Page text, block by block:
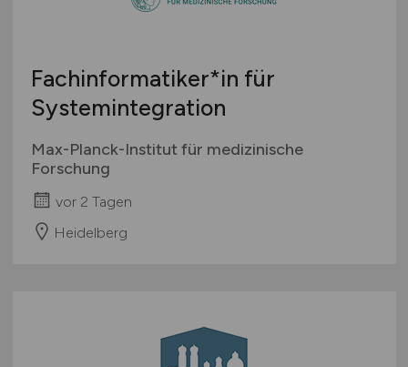
Fachinformatiker*in für
Systemintegration
Max-Planck-Institut für medizinische
Forschung
vor 2 Tagen
Heidelberg